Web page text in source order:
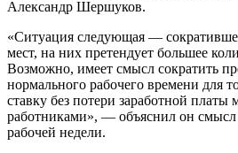
Александр Шершуков.
«Ситуация следующая —
мест, на них претендует большее
Возможно, имеет смысл сократить
нормального рабочего времени для
ставку без потери заработной платы
работниками», — объяснил он смысл
рабочей недели.